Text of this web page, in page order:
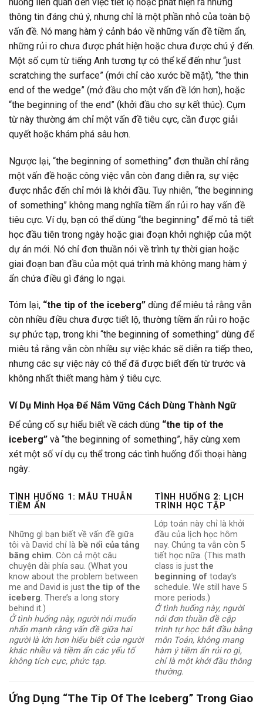
thông tin đáng chú ý, nhưng chỉ là một phần nhỏ của toàn bộ
vấn đề. Nó mang hàm ý cảnh báo về những vấn đề tiềm ẩn,
những rủi ro chưa được phát hiện hoặc chưa được chú ý đến.
Một số cụm từ tiếng Anh tương tự có thể kể đến như “just
scratching the surface” (mới chỉ cào xước bề mặt), “the thin
end of the wedge” (mở đầu cho một vấn đề lớn hơn), hoặc
“the beginning of the end” (khởi đầu cho sự kết thúc). Cụm
từ này thường ám chỉ một vấn đề tiêu cực, cần được giải
quyết hoặc khám phá sâu hơn.
Ngược lại, “the beginning of something” đơn thuần chỉ rằng
một vấn đề hoặc công việc vẫn còn đang diễn ra, sự việc
được nhắc đến chỉ mới là khởi đầu. Tuy nhiên, “the beginning
of something” không mang nghĩa tiềm ẩn rủi ro hay vấn đề
tiêu cực. Ví dụ, bạn có thể dùng “the beginning” để mô tả tiết
học đầu tiên trong ngày hoặc giai đoạn khởi nghiệp của một
dự án mới. Nó chỉ đơn thuần nói về trình tự thời gian hoặc
giai đoạn ban đầu của một quá trình mà không mang hàm ý
ẩn chứa điều gì đáng lo ngại.
Tóm lại, “the tip of the iceberg” dùng để miêu tả rằng vẫn
còn nhiều điều chưa được tiết lộ, thường tiềm ẩn rủi ro hoặc
sự phức tạp, trong khi “the beginning of something” dùng để
miêu tả rằng vẫn còn nhiều sự việc khác sẽ diễn ra tiếp theo,
nhưng các sự việc này có thể đã được biết đến từ trước và
không nhất thiết mang hàm ý tiêu cực.
Ví Dụ Minh Họa Để Nắm Vững Cách Dùng Thành Ngữ
Để củng cố sự hiểu biết về cách dùng “the tip of the
iceberg” và “the beginning of something”, hãy cùng xem
xét một số ví dụ cụ thể trong các tình huống đối thoại hàng
ngày:
TÌNH HUỐNG 1: MÂU THUẪN
TIỀM ẨN
TÌNH HUỐNG 2: LỊCH
TRÌNH HỌC TẬP
Những gì bạn biết về vấn đề giữa
tôi và David chỉ là bề nổi của tảng
băng chìm. Còn cả một câu
chuyện dài phía sau. (What you
know about the problem between
me and David is just the tip of the
iceberg. There’s a long story
behind it.)
Ở tình huống này, người nói muốn
nhấn mạnh rằng vấn đề giữa hai
người là lớn hơn hiểu biết của người
khác nhiều và tiềm ẩn các yếu tố
không tích cực, phức tạp.
Lớp toán này chỉ là khởi
đầu của lịch học hôm
nay. Chúng ta vẫn còn 5
tiết học nữa. (This math
class is justthe
beginning of today’s
schedule. We still have 5
more periods.)
Ở tình huống này, người
nói đơn thuần đề cập
trình tự học bắt đầu bằng
môn Toán, không mang
hàm ý tiềm ẩn rủi ro gì,
chỉ là một khởi đầu thông
thường.
Ứng Dụng “The Tip Of The Iceberg” Trong Giao